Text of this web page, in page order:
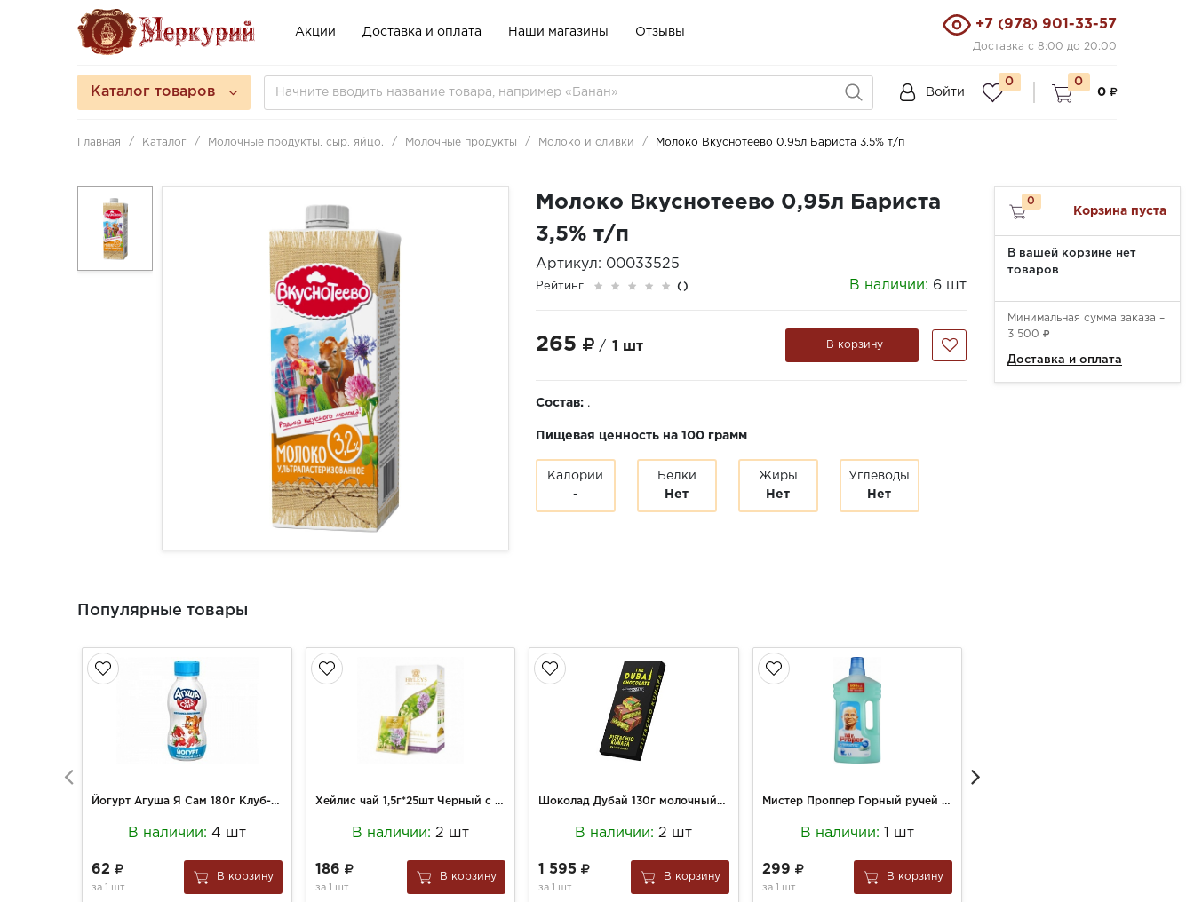
Акции Доставка и оплата Наши магазины Отзывы
+7 (978) 901-33-57
Доставка с 8:00 до 20:00
Каталог товаров Войти
0
0
0
Главная Каталог Молочные продукты, сыр, яйцо. Молочные продукты Молоко и сливки Молоко Вкуснотеево 0,95л Бариста 3,5% т/п
Молоко Вкуснотеево 0,95л Бариста
3,5% т/п
Артикул: 00033525
Рейтинг () В наличии: 6 шт
265 / 1 шт В корзину
Состав: .
Пищевая ценность на 100 грамм
Калории
-
Белки
Нет
Жиры
Нет
Углеводы
Нет
Популярные товары
Йогурт Агуша Я Сам 180г Клуб-Земл 2,7% бут
В наличии: 4 шт
62
за 1 шт
В корзину
Хейлис чай 1,5г*25шт Черный с мятой и мелисой фольга
В наличии: 2 шт
186
за 1 шт
В корзину
Шоколад Дубай 130г молочный с фисташковой пастой и хрустящим тестом кунафа
В наличии:2 шт
1 595
за 1 шт
В корзину
Мистер Проппер Горный ручей и прохлада 1л моющая жидкость д/стен и полов
В наличии: 1 шт
299
за 1 шт
В корзину
0
Корзина пуста
В вашей корзине нет
товаров
Минимальная сумма заказа –
3 500
Доставка и оплата